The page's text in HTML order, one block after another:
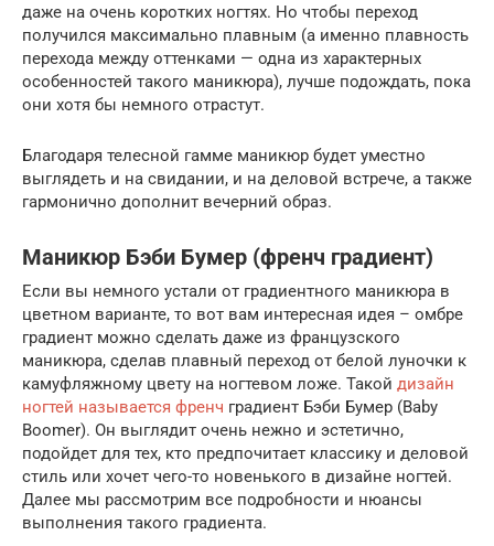
даже на очень коротких ногтях. Но чтобы переход
получился максимально плавным (а именно плавность
перехода между оттенками — одна из характерных
особенностей такого маникюра), лучше подождать, пока
они хотя бы немного отрастут.
Благодаря телесной гамме маникюр будет уместно
выглядеть и на свидании, и на деловой встрече, а также
гармонично дополнит вечерний образ.
Маникюр Бэби Бумер (френч градиент)
Если вы немного устали от градиентного маникюра в
цветном варианте, то вот вам интересная идея – омбре
градиент можно сделать даже из французского
маникюра, сделав плавный переход от белой луночки к
камуфляжному цвету на ногтевом ложе. Такой дизайн
ногтей называется френч градиент Бэби Бумер (Baby
Boomer). Он выглядит очень нежно и эстетично,
подойдет для тех, кто предпочитает классику и деловой
стиль или хочет чего-то новенького в дизайне ногтей.
Далее мы рассмотрим все подробности и нюансы
выполнения такого градиента.